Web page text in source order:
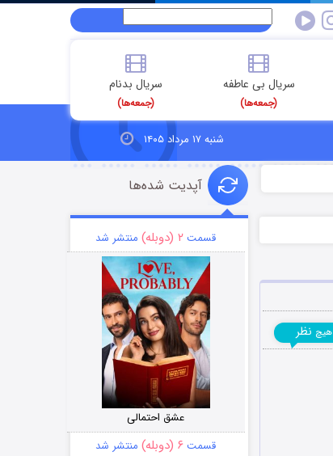
سریال بی عاطفه
(جمعه‌ها)
سریال بدنام
(جمعه‌ها)
شنبه ۱۷ مرداد ۱۴۰۵
هیچ نظر
آپدیت شده‌ها
قسمت ۲ (دوبله) منتشر شد
عشق احتمالی
قسمت ۶ (دوبله) منتشر شد